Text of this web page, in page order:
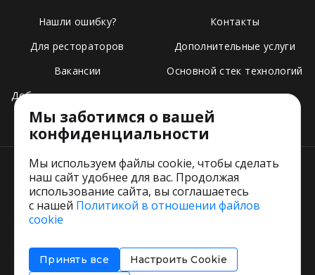
Нашли ошибку?
Для рестораторов
Вакансии
Добавить свое заведение
Тарифы
Контакты
Дополнительные услуги
Основной стек технологий
Пользовательское соглашение
Соглашение об информировании
Мы заботимся о вашей
конфиденциальности
Мы используем файлы cookie, чтобы сделать
наш сайт удобнее для вас. Продолжая
использование сайта, вы соглашаетесь
с нашей Политикой в отношении файлов
cookie
Принять все Настроить Cookie